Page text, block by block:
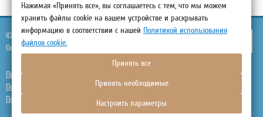
Нажимая «Принять все», вы соглашаетесь с тем, что мы можем
хранить файлы cookie на вашем устройстве и раскрывать
информацию в соответствии с нашей Политикой использования
файлов cookie.
Принять все
Принять необходимые
Настроить параметры
© 2026.Гостиничный комплекс «Крым»,г. Севастополь
Официальный сайт
Правовая информация
Политика обработки персональных данных
Политика использования файлов cookie